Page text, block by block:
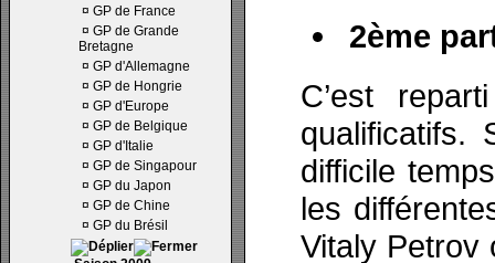
¤ GP de France
¤ GP de Grande
Bretagne
¤ GP d'Allemagne
¤ GP de Hongrie
¤ GP d'Europe
¤ GP de Belgique
¤ GP d'Italie
¤ GP de Singapour
¤ GP du Japon
¤ GP de Chine
¤ GP du Brésil
2ème
C’est
qualificatifs.
difficile
les
Vitaly Petrov